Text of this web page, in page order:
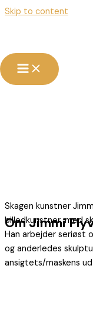
Skip to content
Om Jimmi
Skagen kunstner
billedkunstner, med
Han arbejder seriøst
og anderledes
ansigtets/maskens